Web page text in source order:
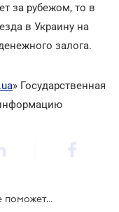
за рубежом, то в
в Украину на
залога.
» Государственная
Внимание, фейк: консульский учет не поможет «евробляхерам»